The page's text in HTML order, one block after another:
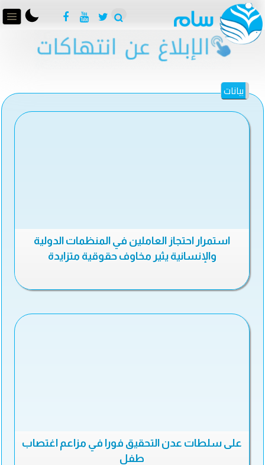
بيانات
استمرار احتجاز العاملين في المنظمات الدولية
والإنسانية يثير مخاوف حقوقية متزايدة
على سلطات عدن التحقيق فورا في مزاعم اغتصاب
طفل